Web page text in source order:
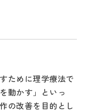
ために理学療法で
動かす」といっ
の改善を目的とし